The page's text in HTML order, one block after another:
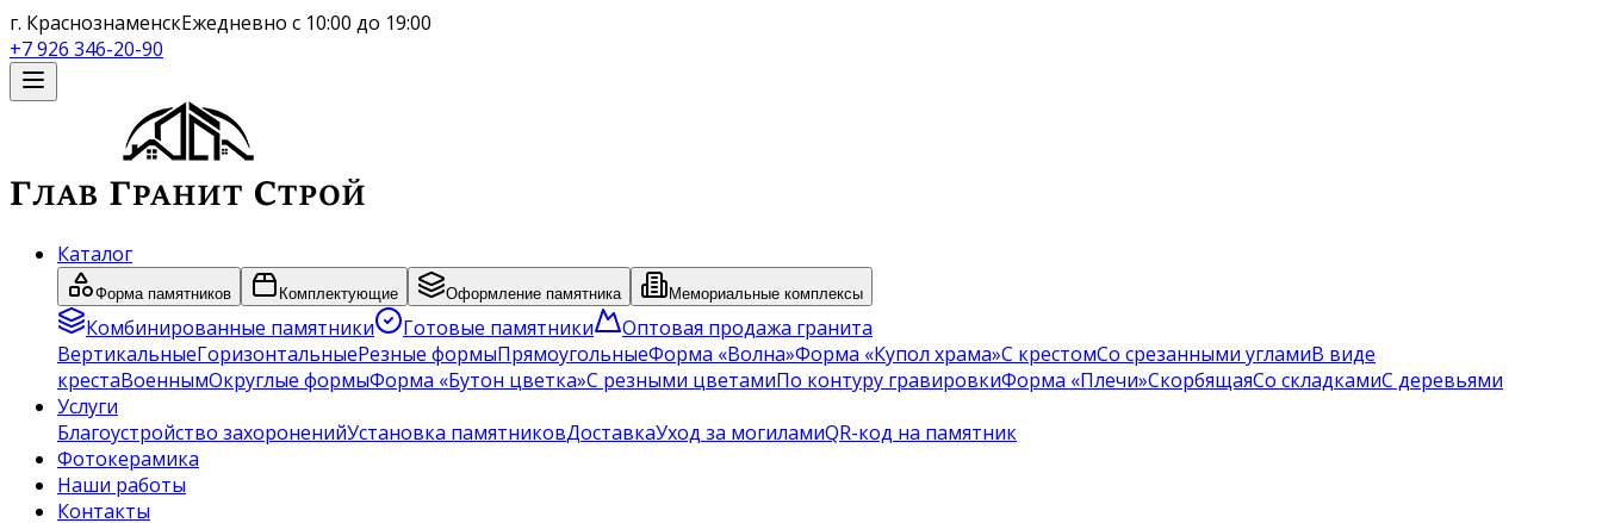
г. КраснознаменскЕжедневно с 10:00 до 19:00
+7 926 346-20-90
Каталог
Форма памятников Комплектующие Оформление памятника Мемориальные комплексы
Комбинированные памятники Готовые памятники
Оптовая продажа гранита
ВертикальныеГоризонтальныеРезные формыПрямоугольныеФорма «Волна»Форма «Купол храма»С крестомСо срезанными угламиВ виде
крестаВоеннымОкруглые формыФорма «Бутон цветка»С резными цветамиПо контуру гравировкиФорма «Плечи»СкорбящаяСо складкамиС деревьями
Услуги
Благоустройство захороненийУстановка памятниковДоставкаУход за могиламиQR-код на памятник
Фотокерамика
Наши работы
Контакты